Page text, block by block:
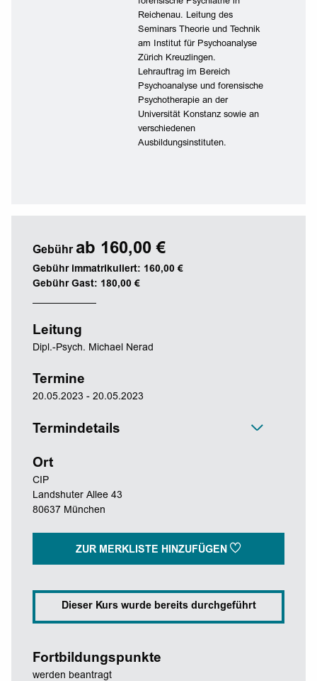
Reichenau. Leitung des
Seminars Theorie und Technik
am Institut für Psychoanalyse
Zürich Kreuzlingen.
Lehrauftrag im Bereich
Psychoanalyse und forensische
Psychotherapie an der
Universität Konstanz sowie an
verschiedenen
Ausbildungsinstituten.
Gebühr ab 160,00 €
Gebühr immatrikuliert: 160,00 €
Gebühr Gast: 180,00 €
Leitung
Dipl.-Psych. Michael Nerad
Termine
20.05.2023 - 20.05.2023
Termindetails
Ort
CIP
Landshuter Allee 43
80637 München
ZUR MERKLISTE HINZUFÜGEN
Dieser Kurs wurde bereits durchgeführt
Fortbildungspunkte
werden beantragt